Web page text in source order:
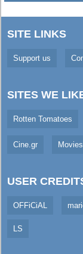
SITE LINKS
Support us
SITES WE
Rotten Tomatoes
Cine.gr
USER
OFFiCiAL
LS